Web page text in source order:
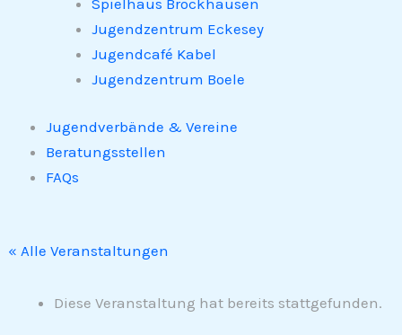
Jugendzentrum Eckesey
Jugendcafé Kabel
Jugendzentrum Boele
Jugendverbände & Vereine
Beratungsstellen
FAQs
« Alle Veranstaltungen
Diese Veranstaltung hat bereits stattgefunden.